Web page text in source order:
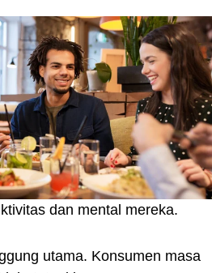
dan mental mereka.
utama. Konsumen masa